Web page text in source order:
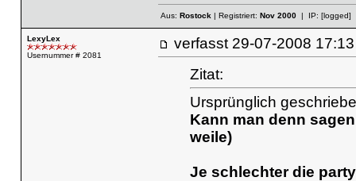
Aus: Rostock| Registriert: Nov 2000| IP: [logged]
LexyLex
Usernummer # 2081
verfasst 29-07-2008
Zitat:
Ursprünglich
Kann man denn
weile)
Je schlechter die